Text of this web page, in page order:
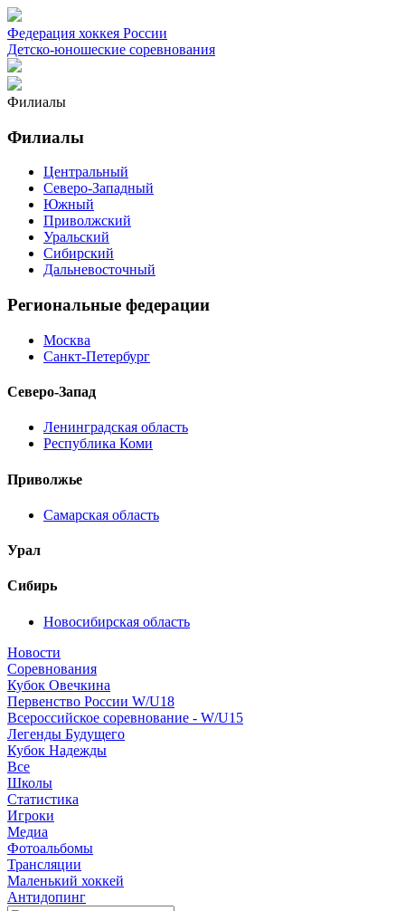
Федерация хоккея России
Детско-юношеские соревнования
Филиалы
Филиалы
Центральный
Северо-Западный
Южный
Приволжский
Уральский
Сибирский
Дальневосточный
Региональные федерации
Москва
Санкт-Петербург
Северо-Запад
Ленинградская область
Республика Коми
Приволжье
Самарская область
Урал
Сибирь
Новосибирская область
Новости
Соревнования
Кубок Овечкина
Первенство России W/U18
Всероссийское соревнование - W/U15
Легенды Будущего
Кубок Надежды
Все
Школы
Статистика
Игроки
Медиа
Фотоальбомы
Трансляции
Маленький хоккей
Антидопинг